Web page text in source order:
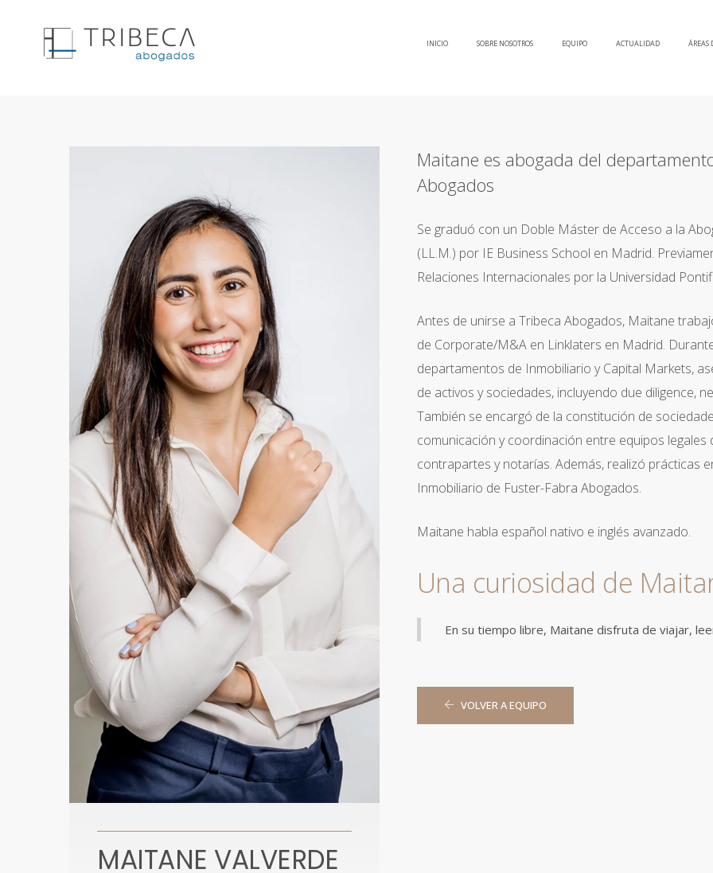
INICIO SOBRE NOSOTROS EQUIPO ACTUALIDAD ÁREAS
MAITANE VALVERDE
Maitane es abogada del
Abogados
Se graduó con un Doble Máster de Acceso a la
(LL.M.) por IE Business School en Madrid.
Relaciones Internacionales por la Universidad
Antes de unirse a Tribeca Abogados, Maitane
de Corporate/M&A en Linklaters en Madrid.
departamentos de Inmobiliario y Capital Markets,
de activos y sociedades, incluyendo due diligence,
También se encargó de la constitución de
comunicación y coordinación entre equipos legales
contrapartes y notarías. Además, realizó prácticas
Inmobiliario de Fuster-Fabra Abogados.
Maitane habla español nativo e inglés avanzado.
Una curiosidad de
En su tiempo libre, Maitane disfruta de viajar,
VOLVER A EQUIPO